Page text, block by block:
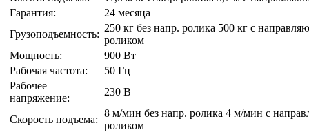
Гарантия:
24 месяца
Грузоподъемность:
250 кг без напр. ролика 500 кг с
роликом
Мощность:
900 Вт
Рабочая частота:
50 Гц
Рабочее
напряжение:
230 В
Скорость подъема:
8 м/мин без напр. ролика 4 м/мин с
роликом